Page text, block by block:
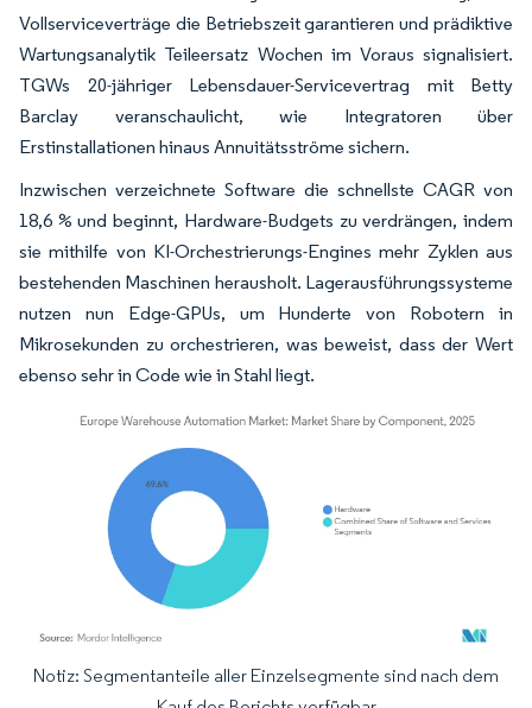
Vollserviceverträge die Betriebszeit garantieren und prädiktive
Wartungsanalytik Teileersatz Wochen im Voraus signalisiert.
TGWs 20-jähriger Lebensdauer-Servicevertrag mit Betty
Barclay veranschaulicht, wie Integratoren über
Erstinstallationen hinaus Annuitätsströme sichern.
Inzwischen verzeichnete Software die schnellste CAGR von
18,6 % und beginnt, Hardware-Budgets zu verdrängen, indem
sie mithilfe von KI-Orchestrierungs-Engines mehr Zyklen aus
bestehenden Maschinen herausholt. Lagerausführungssysteme
nutzen nun Edge-GPUs, um Hunderte von Robotern in
Mikrosekunden zu orchestrieren, was beweist, dass der Wert
ebenso sehr in Code wie in Stahl liegt.
Bild © Mordor Intelligence. Wiederverwendung erfordert Namensnennung
Notiz: Segmentanteile aller Einzelsegmente sind nach dem